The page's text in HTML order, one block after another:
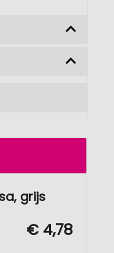
grijs
€ 4,78